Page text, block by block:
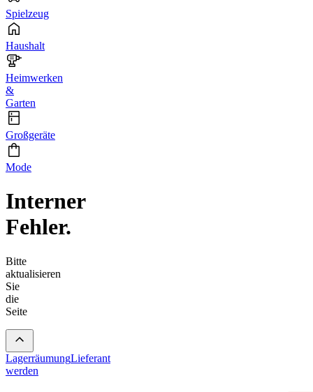
Spielzeug
Haushalt
Heimwerken
&
Garten
Großgeräte
Mode
Interner
Fehler.
Bitte
aktualisieren
Sie
die
Seite
LagerräumungLieferant
werden